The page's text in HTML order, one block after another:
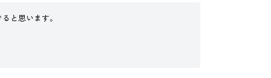
と思います。